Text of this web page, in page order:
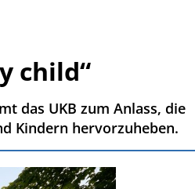
child“
das UKB zum Anlass, die
Kindern hervorzuheben.